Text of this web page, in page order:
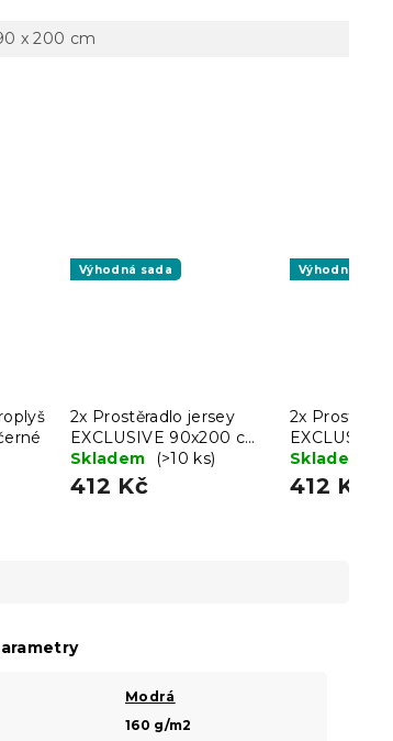
x 200 cm
Výhodná sada
2x Prostěradlo jersey
EXCLUSIVE 90x200 cm
krémové
Skladem (>10 ks)
412 Kč
Výhodná sada
2x
tmavě šedé
Skladem
412 Kč
Modrá
160 g/m2